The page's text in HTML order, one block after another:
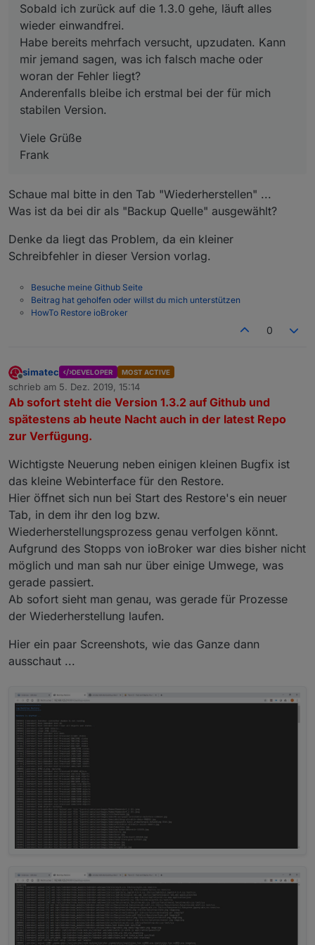
Sobald ich zurück auf die 1.3.0 gehe, läuft alles
wieder einwandfrei.
Habe bereits mehrfach versucht, upzudaten. Kann
mir jemand sagen, was ich falsch mache oder
woran der Fehler liegt?
Anderenfalls bleibe ich erstmal bei der für mich
stabilen Version.
Viele Grüße
Frank
Schaue mal bitte in den Tab "Wiederherstellen" ...
Was ist da bei dir als "Backup Quelle" ausgewählt?
Denke da liegt das Problem, da ein kleiner
Schreibfehler in dieser Version vorlag.
Besuche meine Github Seite
Beitrag hat geholfen oder willst du mich unterstützen
HowTo Restore ioBroker
0
Offline
simatec DEVELOPER MOST ACTIVE
schrieb am 5. Dez. 2019, 15:14
zuletzt editiert von
Ab sofort steht die Version 1.3.2 auf Github und
spätestens ab heute Nacht auch in der latest Repo
zur Verfügung.
Wichtigste Neuerung neben einigen kleinen Bugfix ist
das kleine Webinterface für den Restore.
Hier öffnet sich nun bei Start des Restore's ein neuer
Tab, in dem ihr den log bzw.
Wiederherstellungsprozess genau verfolgen könnt.
Aufgrund des Stopps von ioBroker war dies bisher nicht
möglich und man sah nur über einige Umwege, was
gerade passiert.
Ab sofort sieht man genau, was gerade für Prozesse
der Wiederherstellung laufen.
Hier ein paar Screenshots, wie das Ganze dann
ausschaut ...